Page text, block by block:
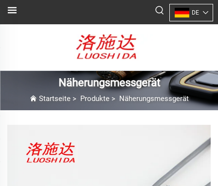
DE
Näherungsmessgerät
Startseite> Produkte> Näherungsmessgerät